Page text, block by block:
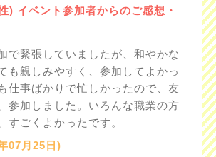
) イベント参加者からのご感想・
で緊張していましたが、和やかな
も親しみやすく、参加してよかっ
仕事ばかりで忙しかったので、友
参加しました。いろんな職業の方
すごくよかったです。
07月25日)